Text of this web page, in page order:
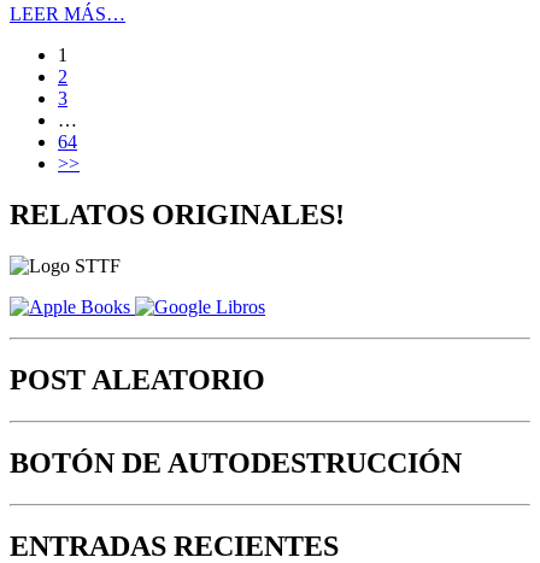
LEER MÁS…
1
2
3
…
64
>>
RELATOS ORIGINALES!
POST ALEATORIO
BOTÓN DE AUTODESTRUCCIÓN
ENTRADAS RECIENTES